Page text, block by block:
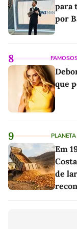
para
por
8
que
9 PLANETA
Em
de